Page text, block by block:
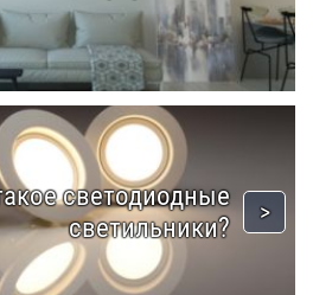
светодиодные
светильники?